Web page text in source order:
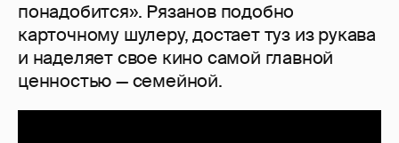
понадобится». Рязанов подобно
карточному шулеру, достает туз из рукава
и наделяет свое кино самой главной
ценностью — семейной.